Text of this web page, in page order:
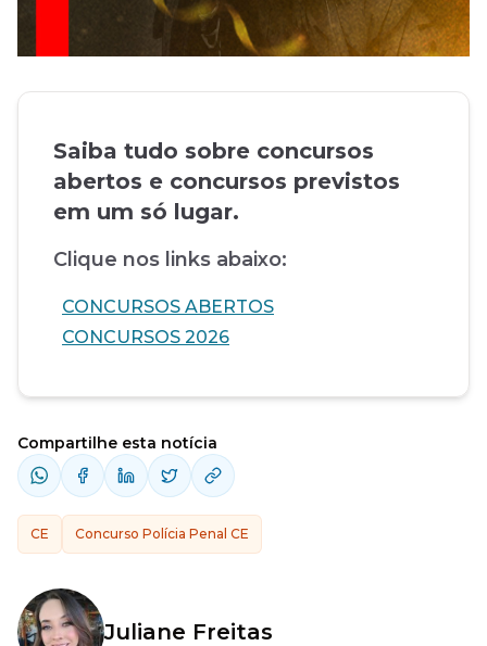
Saiba tudo sobre concursos
abertos e concursos previstos
em um só lugar.
Clique nos links abaixo:
CONCURSOS ABERTOS
CONCURSOS 2026
Compartilhe esta notícia
CE Concurso Polícia Penal CE
Juliane Freitas